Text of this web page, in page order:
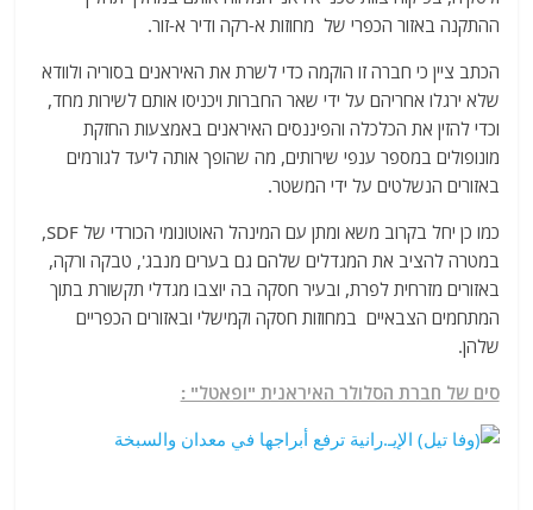
ההתקנה באזור הכפרי של מחוזות א-רקה ודיר א-זור.
הכתב ציין כי חברה זו הוקמה כדי לשרת את האיראנים בסוריה ולוודא
שלא ירגלו אחריהם על ידי שאר החברות ויכניסו אותם לשירות מחד,
וכדי להזין את הכלכלה והפיננסים האיראנים באמצעות החזקת
מונופולים במספר ענפי שירותים, מה שהופך אותה ליעד לגורמים
באזורים הנשלטים על ידי המשטר.
כמו כן יחל בקרוב משא ומתן עם המינהל האוטונומי הכורדי של SDF,
במטרה להציב את המגדלים שלהם גם בערים מנבג', טבקה ורקה,
באזורים מזרחית לפרת, ובעיר חסקה בה יוצבו מגדלי תקשורת בתוך
המתחמים הצבאיים במחוזות חסקה וקמישלי ובאזורים הכפריים
שלהן.
סים של חברת הסלולר האיראנית "ופאטל" :